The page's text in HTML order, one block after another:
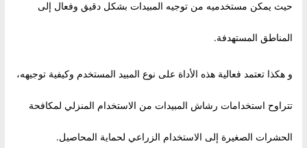
حيث يمكن مستخدميه من توجيه المبيدات بشكل دقيق وفعال إلى
المناطق المستهدفة.
و هكذا تعتمد فعالية هذه الأداة على نوع المبيد المستخدم وكيفية توجيهه،
تتراوح استخدامات رشاش المبيدات من الاستخدام المنزلي لمكافحة
الحشرات الصغيرة إلى الاستخدام الزراعي لحماية المحاصيل.